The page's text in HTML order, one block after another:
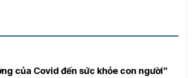
của Covid đến sức khỏe con người”